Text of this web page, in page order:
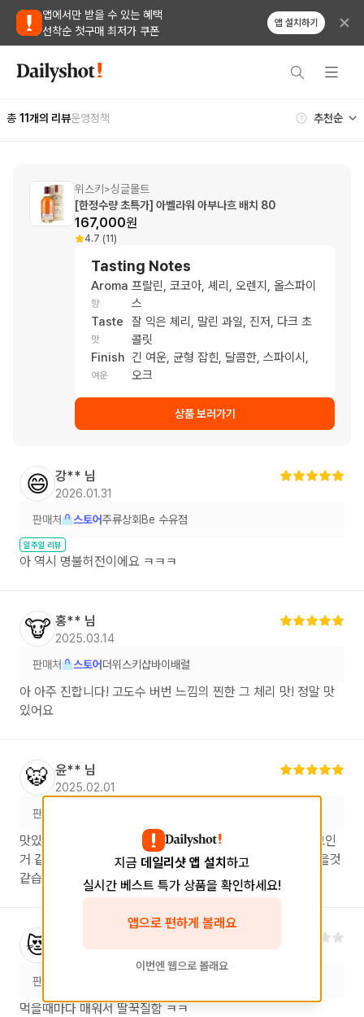
앱에서만 받을 수 있는 혜택
선착순 첫구매 최저가 쿠폰
앱 설치하기
총 11개의 리뷰운영정책
위스키 >싱글몰트
[한정수량 초특가] 아벨라워 아부나흐 배치 80
167,000원
4.7 (11)
Tasting Notes
Aroma
향
프랄린, 코코아, 셰리, 오렌지, 올스파이
스
Taste
맛
잘 익은 체리, 말린 과일, 진저, 다크 초
콜릿
Finish
여운
긴 여운, 균형 잡힌, 달콤한, 스파이시,
오크
상품 보러가기
😄 강** 님
2026.01.31
판매처 스토어주류상회Be 수유점
일주일 리뷰
아 역시 명불허전이에요 ㅋㅋㅋ
🐮 홍** 님
2025.03.14
판매처 스토어 더위스키샵바이배럴
아 아주 진합니다! 고도수 버번 느낌의 찐한 그 체리 맛! 정말 맛
있어요
🐯 윤** 님
2025.02.01
판매처
맛있습니다. 언젠가부터 CS 고도수에 푹 빠졌는데 그중 최고인
거 같습니다. 가격도 이정도면 굳이 년세점 기웃기웃 필요없을것
같습니다
😻
판매처
먹을때마다 매워서 딸꾹질함 ㅋㅋ
지금 데일리샷 앱 설치 하고
실시간 베스트 특가 상품을 확인하세요!
앱으로 편하게 볼래요
이번엔 웹으로 볼래요